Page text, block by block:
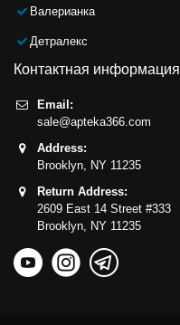
Валерианка
Детралекс
Контактная информация
Email:
sale@apteka366.com
Address:
Brooklyn,
NY 11235
Return Address:
2609 East 14 Street #333
Brooklyn,
NY 11235